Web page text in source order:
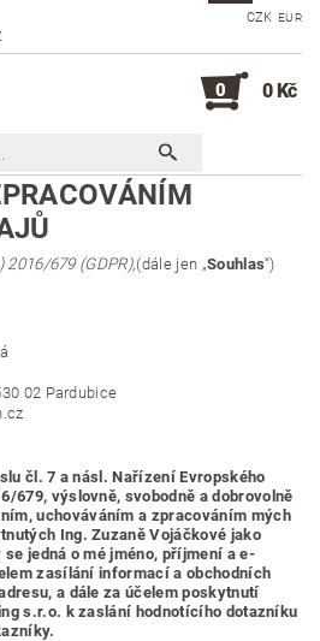
CZK EUR
0 0 Kč
2016/679 (GDPR),(dále jen „Souhlas“)
02 Pardubice
čl. 7 a násl. Nařízení Evropského
679, výslovně, svobodně a dobrovolně
uchováváním a zpracováním mých
Ing. Zuzaně Vojáčkové jako
jedná o mé jméno, příjmení a e-
zasílání informací a obchodních
a dále za účelem poskytnutí
s.r.o. k zaslání hodnotícího dotazníku